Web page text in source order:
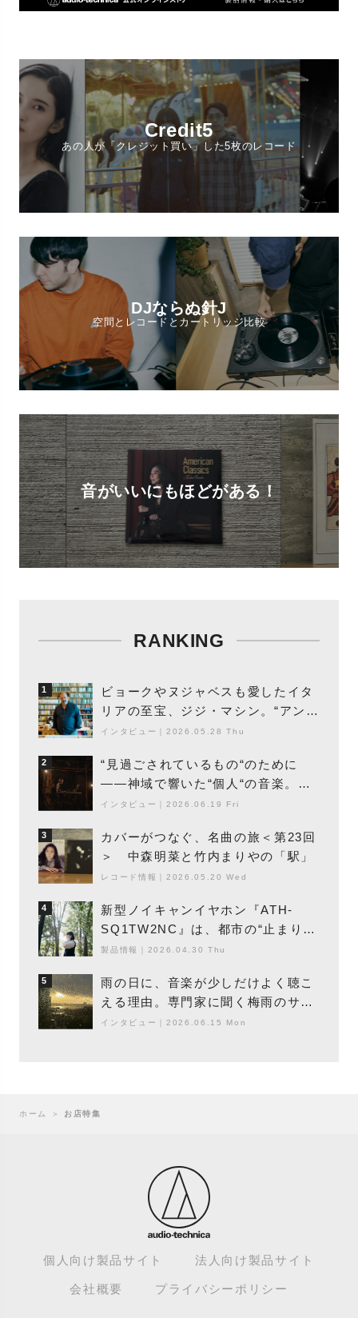
Credit5
あの人が「クレジット買い」した5枚のレコード
DJならぬ針J
空間とレコードとカートリッジ比較
音がいいにもほどがある！
RANKING
1
ビョークやヌジャベスも愛したイタ
リアの至宝、ジジ・マシン。“アンビ
エントの巨匠”が明かす創作の原点
インタビュー 2026.05.28 Thu
2
“見過ごされているもの“のために
――神域で響いた“個人“の音楽。冥
丁の『赤城 夜神楽』をレポート
インタビュー 2026.06.19 Fri
3
カバーがつなぐ、名曲の旅＜第23回
＞ 中森明菜と竹内まりやの「駅」
レコード情報 2026.05.20 Wed
4
新型ノイキャンイヤホン『ATH-
SQ1TW2NC』は、都市の“止まり
木”になり得るーシンガーソングライ
製品情報 2026.04.30 Thu
5
雨の日に、音楽が少しだけよく聴こ
える理由。専門家に聞く梅雨のサウ
ンドスケープ
インタビュー 2026.06.15 Mon
ホーム ＞ お店特集
個人向け製品サイト 法人向け製品サイト
会社概要 プライバシーポリシー